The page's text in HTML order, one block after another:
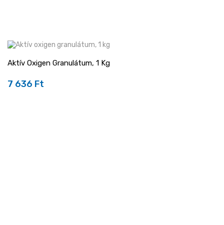
Aktív Oxigen Granulátum, 1 Kg
Ár
7 636 Ft